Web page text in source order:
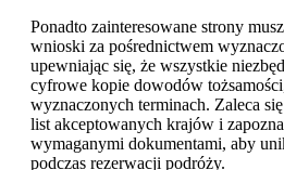
Ponadto zainteresowane strony
wnioski za pośrednictwem
upewniając się, że wszystkie
cyfrowe kopie dowodów
wyznaczonych terminach. Zaleca
list akceptowanych krajów i
wymaganymi dokumentami, aby
podczas rezerwacji podróży.